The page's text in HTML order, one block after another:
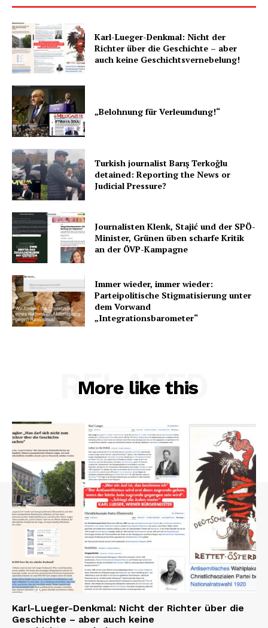
Karl-Lueger-Denkmal: Nicht der
Richter über die Geschichte – aber
auch keine Geschichtsvernebelung!
„Belohnung für Verleumdung!“
Turkish journalist Barış Terkoğlu
detained: Reporting the News or
Judicial Pressure?
Journalisten Klenk, Stajić und der SPÖ-
Minister, Grünen üben scharfe Kritik
an der ÖVP-Kampagne
Immer wieder, immer wieder:
Parteipolitische Stigmatisierung unter
dem Vorwand
„Integrationsbarometer“
More like this
RELATED
Karl-Lueger-Denkmal: Nicht der Richter über die
Geschichte – aber auch keine